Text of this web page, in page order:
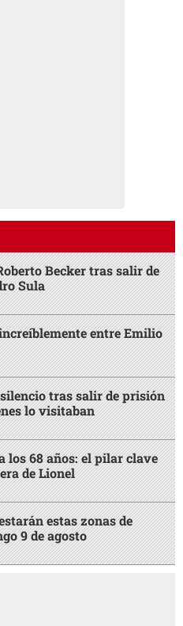
Becker tras salir de
Sula
entre Emilio
tras salir de prisión
lo visitaban
los 68 años: el pilar clave
de Lionel
estas zonas de
9 de agosto